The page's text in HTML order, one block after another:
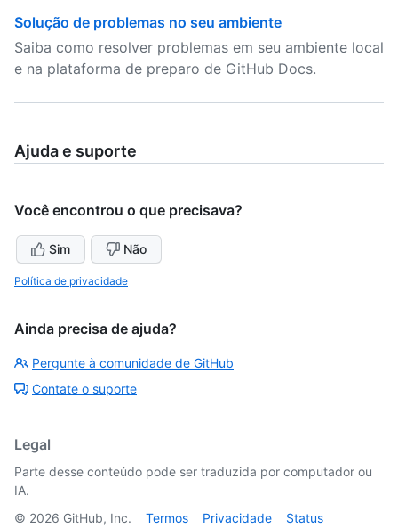
Solução de problemas no seu ambiente
Saiba como resolver problemas em seu ambiente local
e na plataforma de preparo de GitHub Docs.
Ajuda e suporte
Você encontrou o que precisava?
Sim Não
Política de privacidade
Ainda precisa de ajuda?
Pergunte à comunidade de GitHub
Contate o suporte
Legal
Parte desse conteúdo pode ser traduzida por computador ou
IA.
© 2026 GitHub, Inc. Termos Privacidade Status